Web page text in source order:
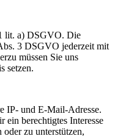
lit. a) DSGVO. Die
3 DSGVO jederzeit mit
müssen Sie uns
setzen.
IP- und E-Mail-Adresse.
berechtigtes Interesse
zu unterstützen,